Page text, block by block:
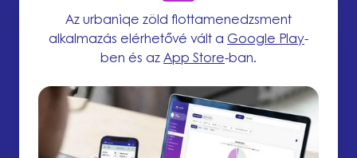
Az urbaniqe zöld flottamenedzsment
alkalmazás elérhetővé vált a Google Play-
ben és azApp Store-ban.